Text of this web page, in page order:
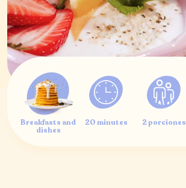
Breakfasts and
dishes
20 minutes 2 porciones